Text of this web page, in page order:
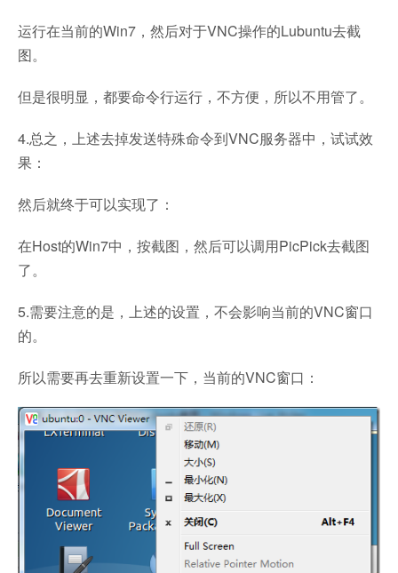
运行在当前的Win7，然后对于VNC操作的Lubuntu去截
图。
但是很明显，都要命令行运行，不方便，所以不用管了。
4.总之，上述去掉发送特殊命令到VNC服务器中，试试效
果：
然后就终于可以实现了：
在Host的Win7中，按截图，然后可以调用PicPick去截图
了。
5.需要注意的是，上述的设置，不会影响当前的VNC窗口
的。
所以需要再去重新设置一下，当前的VNC窗口：